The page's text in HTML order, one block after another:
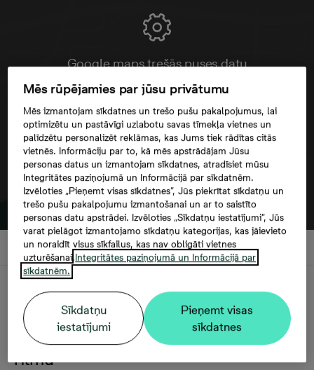
Google maps trešās puses datu
izmantošana
Apraksts
Klusā centra komforts ar pilsētas
ritmu
Mēs rūpējamies par jūsu privātumu
Mēs izmantojam sīkdatnes un trešo pušu pakalpojumus, lai
optimizētu un pastāvīgi uzlabotu savas tīmekļa vietnes un
palīdzētu personalizēt reklāmas, kas Jums tiek rādītas citās
vietnēs. Informāciju par to, kā mēs apstrādājam Jūsu
personas datus un izmantojam sīkdatnes, atradīsiet mūsu
Integritātes paziņojumā un Informācijā par sīkdatnēm.
Izvēloties „Pieņemt visas sīkdatnes”, Jūs piekrītat sīkdatņu un
trešo pušu pakalpojumu izmantošanai un ar to saistīto
personas datu apstrādei. Izvēloties „Sīkdatņu iestatījumi”, Jūs
varat pielāgot izmantojamo sīkdatņu kategorijas, kas jāievieto
un noraidīt visus sīkfailus, kas nav obligāti vietnes
uzturēšanai.Integritātes paziņojumā un Informācijā par
sīkdatnēm.
Sīkdatņu
iestatījumi
Pieņemt visas
sīkdatnes